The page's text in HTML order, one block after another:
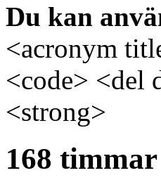
Du kan
<acronym
<code> <del
<strong>
168 timmar